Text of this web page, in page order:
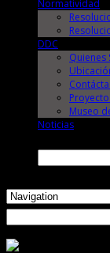
Normatividad
DDC
Quienes
Museo
Noticias